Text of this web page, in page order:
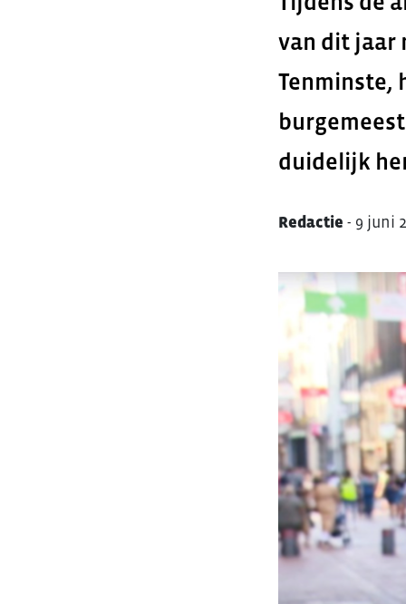
van dit jaar
Tenminste,
duidelijk
Redactie - 9 juni